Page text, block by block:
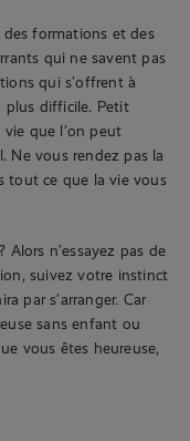
des formations et des
qui ne savent pas
qui s’offrent à
plus difficile. Petit
vie que l’on peut
Ne vous rendez pas la
tout ce que la vie vous
n’essayez pas de
suivez votre instinct
par s’arranger. Car
sans enfant ou
vous êtes heureuse,